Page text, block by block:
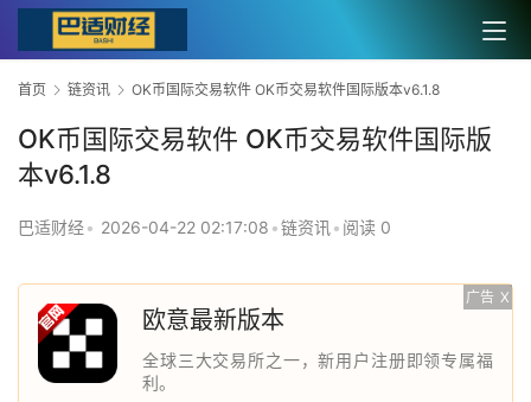
首页 链资讯 OK币国际交易软件 OK币交易软件国际版本v6.1.8
OK币国际交易软件 OK币交易软件国际版
本v6.1.8
巴适财经• 2026-04-22 02:17:08 •链资讯 • 阅读 0
广告 X
欧意最新版本
全球三大交易所之一，新用户注册即领专属福
利。